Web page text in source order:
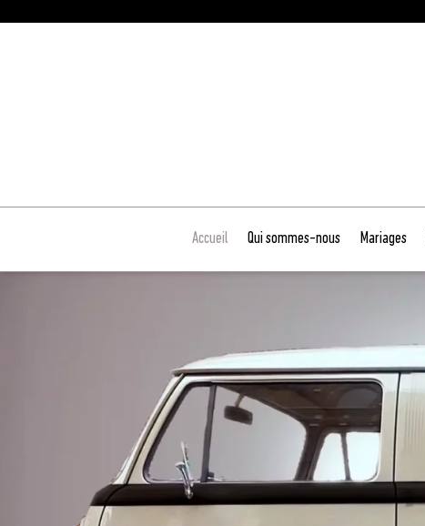
to
Accueil Qui sommes-nous Mariages